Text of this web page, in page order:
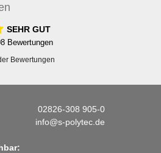
SEHR GUT
Bewertungen
Bewertungen
02826-308 905-0
info@s-polytec.de